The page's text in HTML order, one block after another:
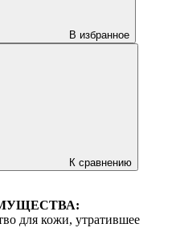
В избранное
К сравнению
для кожи, утратившее